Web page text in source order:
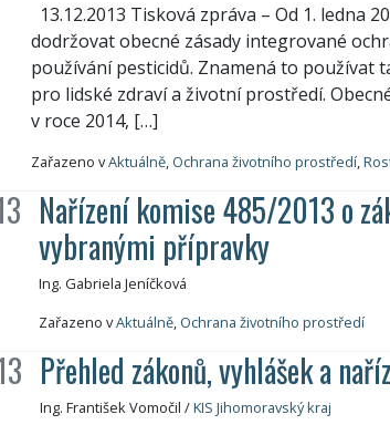
13.12.2013 Tisková zpráva – Od 1. ledna
dodržovat obecné zásady integrované
používání pesticidů. Znamená to používat
pro lidské zdraví a životní prostředí.
v roce 2014, […]
Zařazeno vAktuálně Ochrana životního prostředí
Nařízení komise 485/2013 o
vybranými přípravky
Ing. Gabriela Jeníčková
Zařazeno vAktuálně Ochrana životního prostředí
Přehled zákonů, vyhlášek a
Ing. František Vomočil /KIS Jihomoravský kraj